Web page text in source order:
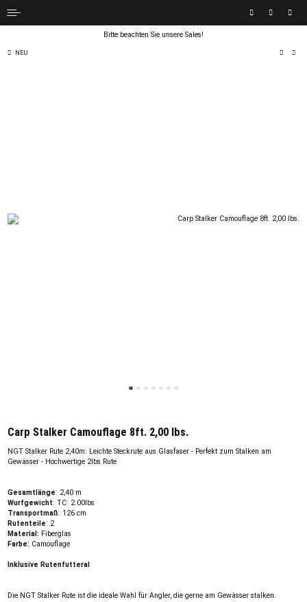
Bitte beachten Sie unsere Sales!
NEU
Carp Stalker Camouflage 8ft. 2,00 lbs.
NGT Stalker Rute 2,40m: Leichte Steckrute aus Glasfaser - Perfekt zum Stalken am
Gewässer - Hochwertige 2lbs Rute
Gesamtlänge: 2,40 m
Wurfgewicht: TC: 2.00lbs
Transportmaß: 126 cm
Rutenteile: 2
Material: Fiberglas
Farbe: Camouflage
Inklusive Rutenfutteral
Die NGT Stalker Rute ist die ideale Wahl für Angler, die gerne am Gewässer stalken.